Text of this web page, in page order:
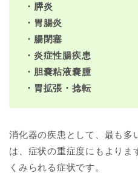
・膵炎
・胃腸炎
・腸閉塞
・炎症性腸疾患
・胆嚢粘液嚢腫
・胃拡張・捻転
消化器の疾患として、最も多
は、症状の重症度にもよりま
くみられる症状です。